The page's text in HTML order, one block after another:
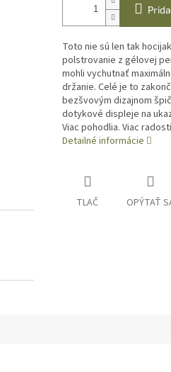
Toto nie sú len tak
polstrovanie z gélovej
mohli vychutnať
držanie. Celé je to
bezšvovým dizajnom
dotykové displeje na
Viac pohodlia. Viac
Detailné informácie
TLAČ OPÝTAŤ